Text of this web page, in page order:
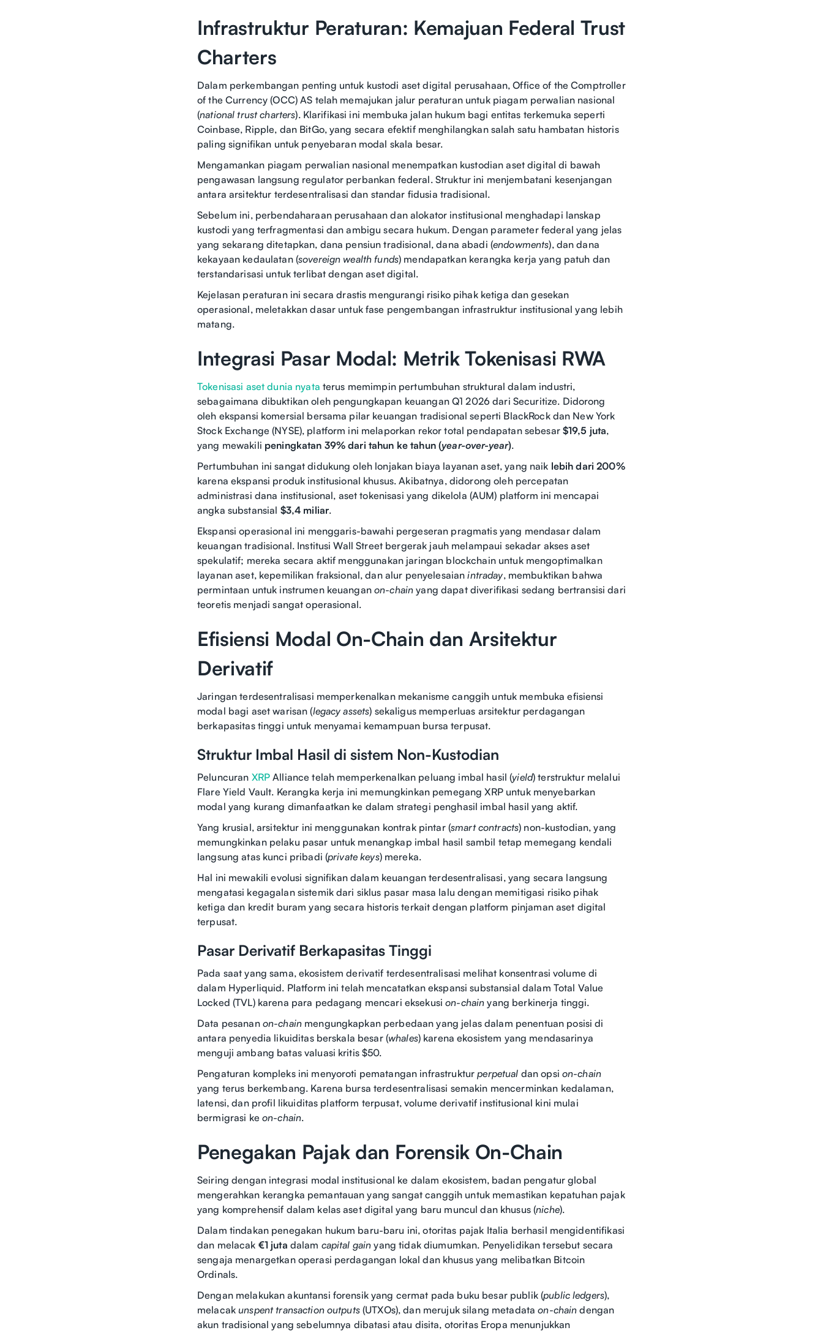
Infrastruktur Peraturan: Kemajuan Federal Trust
Charters
Dalam perkembangan penting untuk kustodi aset digital perusahaan, Office of the Comptroller
of the Currency (OCC) AS telah memajukan jalur peraturan untuk piagam perwalian nasional
(national trust charters). Klarifikasi ini membuka jalan hukum bagi entitas terkemuka seperti
Coinbase, Ripple, dan BitGo, yang secara efektif menghilangkan salah satu hambatan historis
paling signifikan untuk penyebaran modal skala besar.
Mengamankan piagam perwalian nasional menempatkan kustodian aset digital di bawah
pengawasan langsung regulator perbankan federal. Struktur ini menjembatani kesenjangan
antara arsitektur terdesentralisasi dan standar fidusia tradisional.
Sebelum ini, perbendaharaan perusahaan dan alokator institusional menghadapi lanskap
kustodi yang terfragmentasi dan ambigu secara hukum. Dengan parameter federal yang jelas
yang sekarang ditetapkan, dana pensiun tradisional, dana abadi (endowments), dan dana
kekayaan kedaulatan (sovereign wealth funds) mendapatkan kerangka kerja yang patuh dan
terstandarisasi untuk terlibat dengan aset digital.
Kejelasan peraturan ini secara drastis mengurangi risiko pihak ketiga dan gesekan
operasional, meletakkan dasar untuk fase pengembangan infrastruktur institusional yang lebih
matang.
Integrasi Pasar Modal: Metrik Tokenisasi RWA
Tokenisasi aset dunia nyata terus memimpin pertumbuhan struktural dalam industri,
sebagaimana dibuktikan oleh pengungkapan keuangan Q1 2026 dari Securitize. Didorong
oleh ekspansi komersial bersama pilar keuangan tradisional seperti BlackRock dan New York
Stock Exchange (NYSE), platform ini melaporkan rekor total pendapatan sebesar $19,5 juta,
yang mewakili peningkatan 39% dari tahun ke tahun (year-over-year).
Pertumbuhan ini sangat didukung oleh lonjakan biaya layanan aset, yang naik lebih dari 200%
karena ekspansi produk institusional khusus. Akibatnya, didorong oleh percepatan
administrasi dana institusional, aset tokenisasi yang dikelola (AUM) platform ini mencapai
angka substansial $3,4 miliar.
Ekspansi operasional ini menggaris-bawahi pergeseran pragmatis yang mendasar dalam
keuangan tradisional. Institusi Wall Street bergerak jauh melampaui sekadar akses aset
spekulatif; mereka secara aktif menggunakan jaringan blockchain untuk mengoptimalkan
layanan aset, kepemilikan fraksional, dan alur penyelesaianintraday, membuktikan bahwa
permintaan untuk instrumen keuanganon-chain yang dapat diverifikasi sedang bertransisi dari
teoretis menjadi sangat operasional.
Efisiensi Modal On-Chain dan Arsitektur
Derivatif
Jaringan terdesentralisasi memperkenalkan mekanisme canggih untuk membuka efisiensi
modal bagi aset warisan (legacy assets) sekaligus memperluas arsitektur perdagangan
berkapasitas tinggi untuk menyamai kemampuan bursa terpusat.
Struktur Imbal Hasil di sistem Non-Kustodian
Peluncuran XRPAlliance telah memperkenalkan peluang imbal hasil (yield) terstruktur melalui
Flare Yield Vault. Kerangka kerja ini memungkinkan pemegang XRP untuk menyebarkan
modal yang kurang dimanfaatkan ke dalam strategi penghasil imbal hasil yang aktif.
Yang krusial, arsitektur ini menggunakan kontrak pintar (smart contracts) non-kustodian, yang
memungkinkan pelaku pasar untuk menangkap imbal hasil sambil tetap memegang kendali
langsung atas kunci pribadi (private keys) mereka.
Hal ini mewakili evolusi signifikan dalam keuangan terdesentralisasi, yang secara langsung
mengatasi kegagalan sistemik dari siklus pasar masa lalu dengan memitigasi risiko pihak
ketiga dan kredit buram yang secara historis terkait dengan platform pinjaman aset digital
terpusat.
Pasar Derivatif Berkapasitas Tinggi
Pada saat yang sama, ekosistem derivatif terdesentralisasi melihat konsentrasi volume di
dalam Hyperliquid. Platform ini telah mencatatkan ekspansi substansial dalam Total Value
Locked (TVL) karena para pedagang mencari eksekusion-chain yang berkinerja tinggi.
Data pesanan on-chainmengungkapkan perbedaan yang jelas dalam penentuan posisi di
antara penyedia likuiditas berskala besar (whales) karena ekosistem yang mendasarinya
menguji ambang batas valuasi kritis $50.
Pengaturan kompleks ini menyoroti pematangan infrastrukturperpetual dan opsi on-chain
yang terus berkembang. Karena bursa terdesentralisasi semakin mencerminkan kedalaman,
latensi, dan profil likuiditas platform terpusat, volume derivatif institusional kini mulai
bermigrasi ke on-chain.
Penegakan Pajak dan Forensik On-Chain
Seiring dengan integrasi modal institusional ke dalam ekosistem, badan pengatur global
mengerahkan kerangka pemantauan yang sangat canggih untuk memastikan kepatuhan pajak
yang komprehensif dalam kelas aset digital yang baru muncul dan khusus (niche).
Dalam tindakan penegakan hukum baru-baru ini, otoritas pajak Italia berhasil mengidentifikasi
dan melacak €1 juta dalam capital gain yang tidak diumumkan. Penyelidikan tersebut secara
sengaja menargetkan operasi perdagangan lokal dan khusus yang melibatkan Bitcoin
Ordinals.
Dengan melakukan akuntansi forensik yang cermat pada buku besar publik (public ledgers),
melacakunspent transaction outputs(UTXOs), dan merujuk silang metadataon-chain dengan
akun tradisional yang sebelumnya dibatasi atau disita, otoritas Eropa menunjukkan